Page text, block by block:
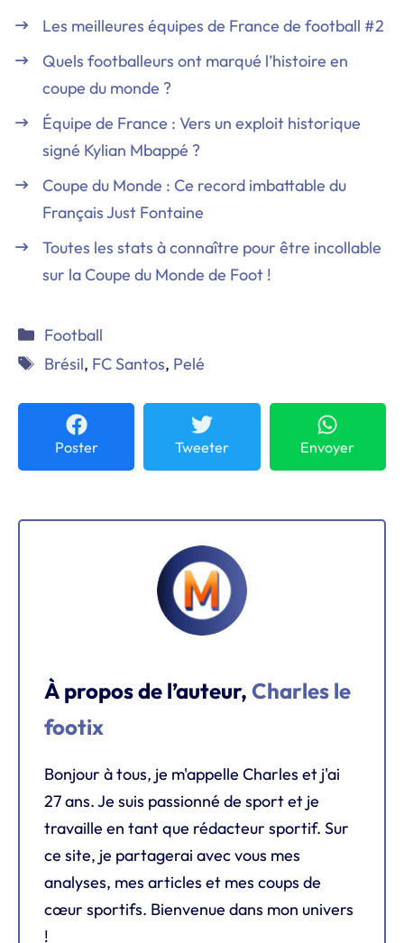
Les meilleures équipes de France de football #2
Quels footballeurs ont marqué l’histoire en
coupe du monde ?
Équipe de France : Vers un exploit historique
signé Kylian Mbappé ?
Coupe du Monde : Ce record imbattable du
Français Just Fontaine
Toutes les stats à connaître pour être incollable
sur la Coupe du Monde de Foot !
Catégories
Football
Étiquettes
Brésil, FC Santos, Pelé
Poster Tweeter Envoyer
À propos de l’auteur, Charles le
footix
Bonjour à tous, je m'appelle Charles et j'ai
27 ans. Je suis passionné de sport et je
travaille en tant que rédacteur sportif. Sur
ce site, je partagerai avec vous mes
analyses, mes articles et mes coups de
cœur sportifs. Bienvenue dans mon univers
!